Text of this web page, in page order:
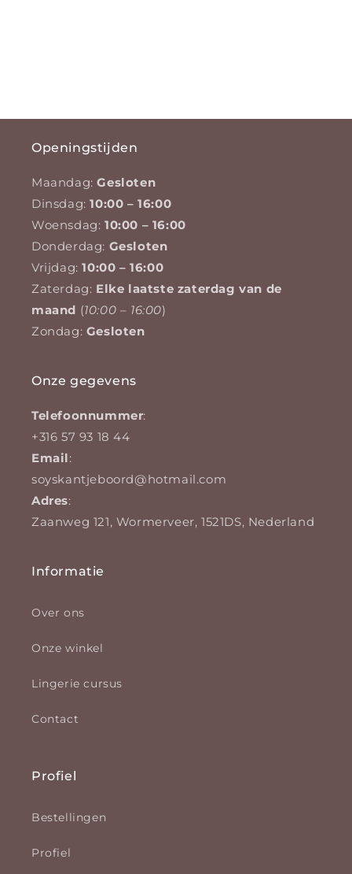
Openingstijden
Maandag:Gesloten
Dinsdag:10:00 – 16:00
Woensdag: 10:00 – 16:00
Donderdag: Gesloten
Vrijdag:10:00 – 16:00
Zaterdag: Elke laatste zaterdag van de
maand (10:00 – 16:00)
Zondag: Gesloten
Onze gegevens
Telefoonnummer:
+316 57 93 18 44
Email:
soyskantjeboord@hotmail.com
Adres:
Zaanweg 121, Wormerveer, 1521DS, Nederland
Informatie
Over ons
Onze winkel
Lingerie cursus
Contact
Profiel
Bestellingen
Profiel